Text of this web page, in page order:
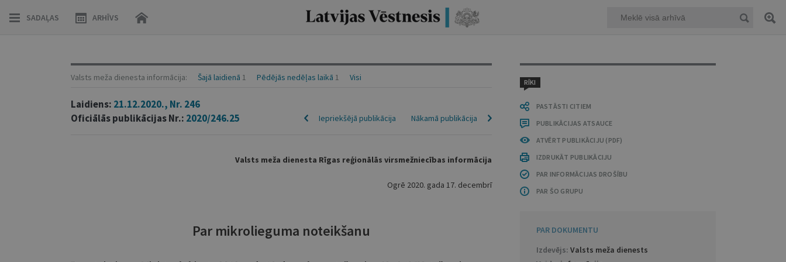
SADAĻAS ARHĪVS
RĪKI
PASTĀSTI CITIEM
PUBLIKĀCIJAS ATSAUCE
ATVĒRT PUBLIKĀCIJU (PDF)
IZDRUKĀT PUBLIKĀCIJU
PAR INFORMĀCIJAS DROŠĪBU
PAR ŠO GRUPU
PAR DOKUMENTU
Izdevējs: Valsts meža dienests
Valsts meža dienesta informācija: Šajā laidienā 1 Pēdējās nedēļas laikā 1 Visi
Laidiens: 21.12.2020., Nr. 246
Oficiālās publikācijas Nr.: 2020/246.25 Nākamā publikācija
Iepriekšējā publikācija
Valsts meža dienesta Rīgas reģionālās virsmežniecības informācija
Ogrē 2020. gada 17. decembrī
Par mikrolieguma noteikšanu